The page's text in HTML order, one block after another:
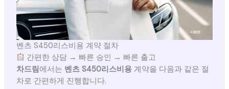
벤츠 S450리스비용 계약 절차
간편한 상담 → 빠른 승인 → 빠른 출고
차드림 에서는 벤츠 S450리스비용계약을 다음과 같은 절
차로 간편하게 진행합니다.